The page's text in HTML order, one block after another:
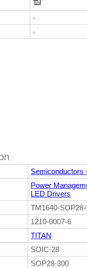
-
-
Semiconductors
Power
LED Drivers
TM1640-
1210-0007-6
TITAN
SOIC-28
SOP28-300